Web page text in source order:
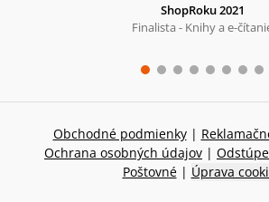
ShopRoku 2021
Finalista - Knihy a e-
Obchodné podmienky |
Ochrana osobných údajov |
Poštovné | Úprava